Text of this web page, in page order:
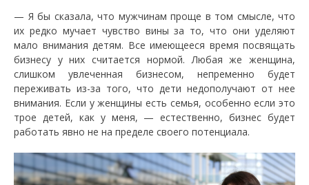
— Я бы сказала, что мужчинам проще в том смысле, что
их редко мучает чувство вины за то, что они уделяют
мало внимания детям. Все имеющееся время посвящать
бизнесу у них считается нормой. Любая же женщина,
слишком увлеченная бизнесом, непременно будет
переживать из-за того, что дети недополучают от нее
внимания. Если у женщины есть семья, особенно если это
трое детей, как у меня, — естественно, бизнес будет
работать явно не на пределе своего потенциала.